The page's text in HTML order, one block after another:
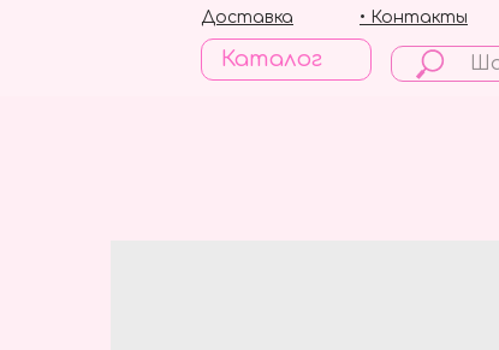
Каталог
• Контакты
Доставка